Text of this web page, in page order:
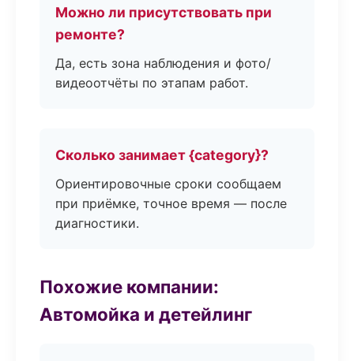
Можно ли присутствовать при
ремонте?
Да, есть зона наблюдения и фото/
видеоотчёты по этапам работ.
Сколько занимает {category}?
Ориентировочные сроки сообщаем
при приёмке, точное время — после
диагностики.
Похожие компании:
Автомойка и детейлинг